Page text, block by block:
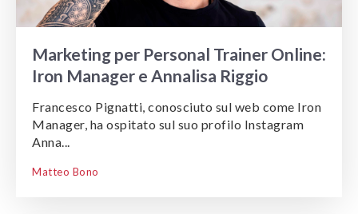
Marketing per Personal Trainer Online:
Iron Manager e Annalisa Riggio
Francesco Pignatti, conosciuto sul web come Iron
Manager, ha ospitato sul suo profilo Instagram
Anna...
Matteo Bono